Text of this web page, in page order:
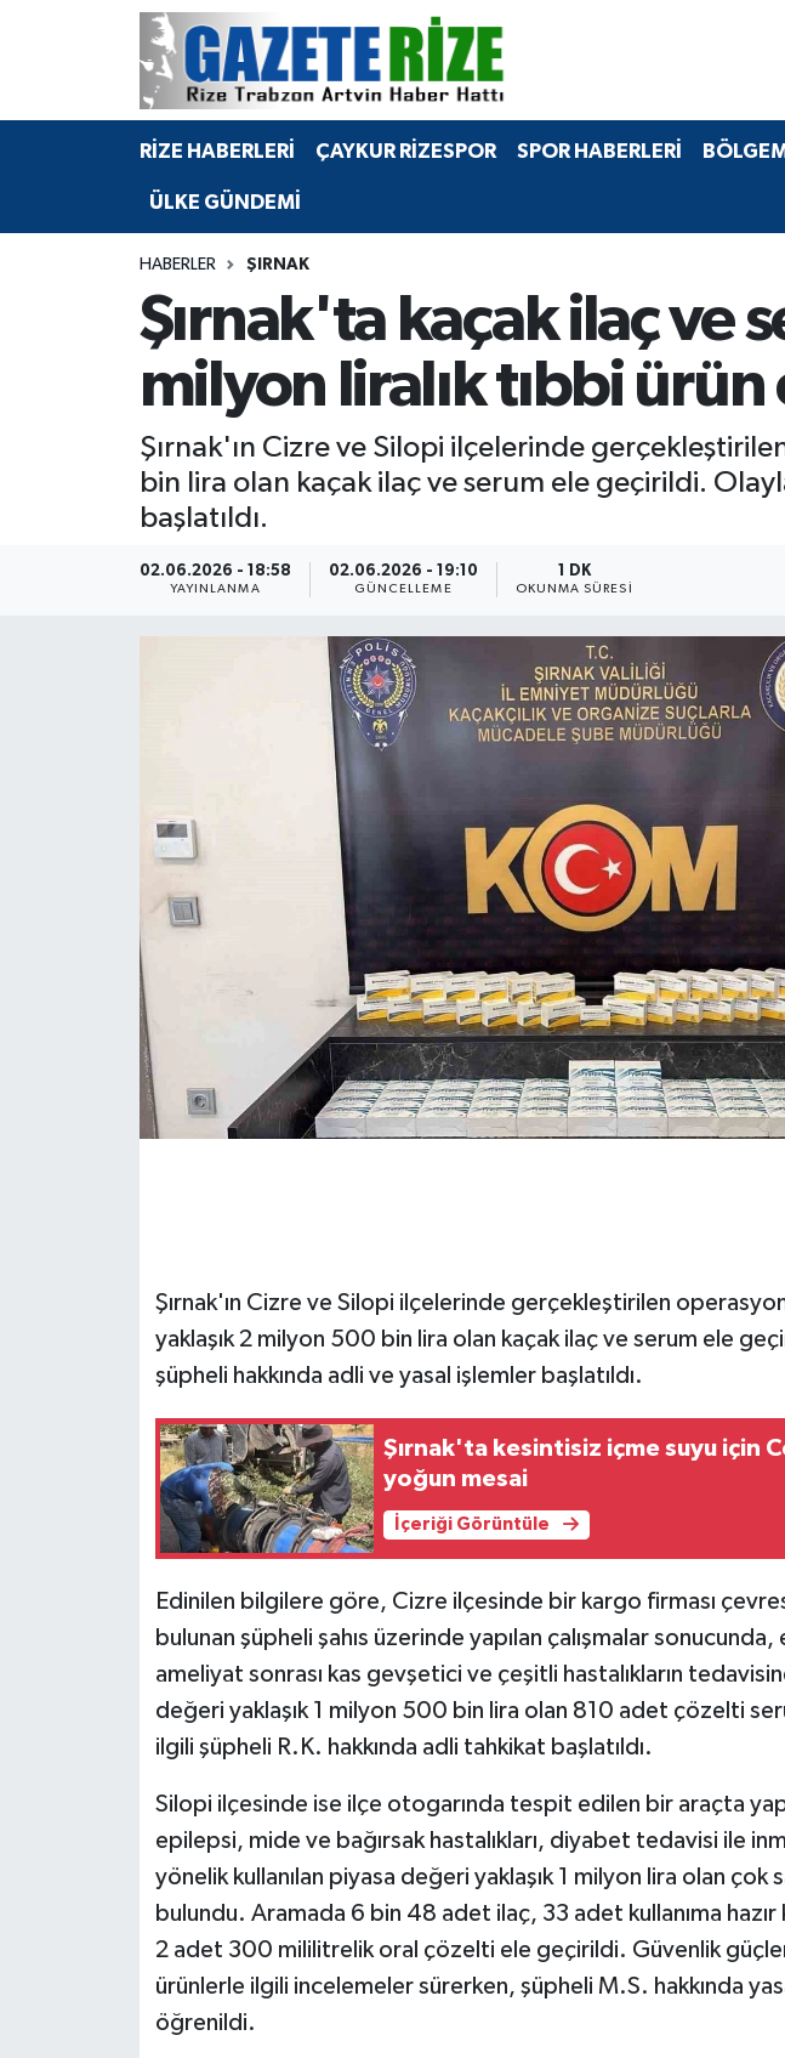
RİZE HABERLERİ ÇAYKUR RİZESPOR SPOR HABERLERİ
ÜLKE GÜNDEMİ
HABERLER ŞIRNAK
Şırnak'ta kaçak ilaç ve
milyon liralık tıbbi
Şırnak'ın Cizre ve Silopi ilçelerinde
bin lira olan kaçak ilaç ve serum ele geçirildi.
başlatıldı.
02.06.2026 - 18:58
YAYINLANMA
02.06.2026 - 19:10
GÜNCELLEME
1 DK
OKUNMA SÜRESI
Şırnak'ın Cizre ve Silopi ilçelerinde gerçekleştirilen
yaklaşık 2 milyon 500 bin lira olan kaçak ilaç ve serum ele
şüpheli hakkında adli ve yasal işlemler başlatıldı.
Şırnak'ta kesintisiz içme suyu için
yoğun mesai
İçeriği Görüntüle
Edinilen bilgilere göre, Cizre ilçesinde bir kargo firması
bulunan şüpheli şahıs üzerinde yapılan çalışmalar
ameliyat sonrası kas gevşetici ve çeşitli hastalıkların
değeri yaklaşık 1 milyon 500 bin lira olan 810 adet çözelti
ilgili şüpheli R.K. hakkında adli tahkikat başlatıldı.
Silopi ilçesinde ise ilçe otogarında tespit edilen bir araçta
epilepsi, mide ve bağırsak hastalıkları, diyabet tedavisi ile
yönelik kullanılan piyasa değeri yaklaşık 1 milyon lira olan çok
bulundu. Aramada 6 bin 48 adet ilaç, 33 adet kullanıma hazır
2 adet 300 mililitrelik oral çözelti ele geçirildi. Güvenlik
ürünlerle ilgili incelemeler sürerken, şüpheli M.S. hakkında
öğrenildi.
BÖLGEMİZ
Rize Jandarma Komutanlığı
Bilim Teknoloji
Advertising news
Canlı Maç
EKONOMİ
English News
Flaş Haber
Gayrimenkul
HABERDE İNSAN
İş Dünyası
Jandarma
KÜLTÜR SANAT
MAGAZİN
SPOR HABERLERİ
Merkez Nöbetçi Eczaneler
Merkez Hava Durumu
Merkez Trafik Yoğunluk Haritası
Süper Lig Puan Durumu ve Fikstür
Tüm Manşetler
Son Dakika Haberleri
Haber Arşivi